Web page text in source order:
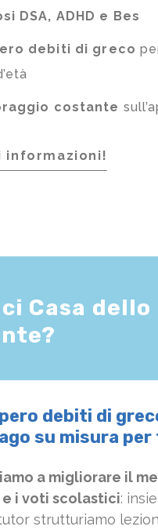
DSA, ADHD e Bes
debiti di greco
costante
informazioni!
Casa dello
debiti di
su misura per
a migliorare il
i voti scolastici:
strutturiamo le